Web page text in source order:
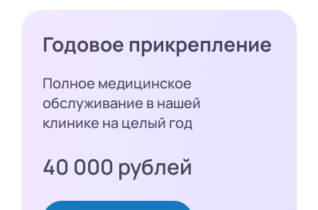
Годовое прикрепление
Полное медицинское
обслуживание в нашей
клинике на целый год
40 000 рублей